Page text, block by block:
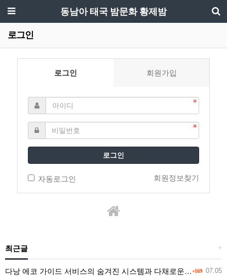
동남아 태국 밤문화 황제밤
로그인
로그인 회원가입
로그인
자동로그인 회원정보찾기
+
최근글
+169 07.05
다낭 에코 가이드 서비스의 숨겨진 시스템과 다채로운 인력 풀의 진실